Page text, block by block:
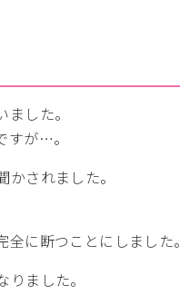
した。
すが…。
されました。
に断つことにしました。
ました。